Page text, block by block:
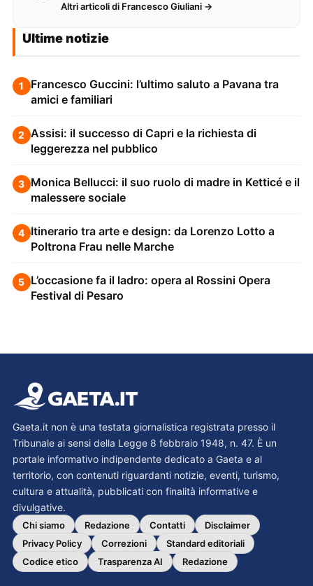
Altri articoli di Francesco Giuliani →
Ultime notizie
1
Francesco Guccini: l’ultimo saluto a Pavana tra
amici e familiari
2 Assisi: il successo di Capri e la richiesta di
leggerezza nel pubblico
3 Monica Bellucci: il suo ruolo di madre in Ketticé e il
malessere sociale
4 Itinerario tra arte e design: da Lorenzo Lotto a
Poltrona Frau nelle Marche
5 L’occasione fa il ladro: opera al Rossini Opera
Festival di Pesaro
Gaeta.it non è una testata giornalistica registrata presso il
Tribunale ai sensi della Legge 8 febbraio 1948, n. 47. È un
portale informativo indipendente dedicato a Gaeta e al
territorio, con contenuti riguardanti notizie, eventi, turismo,
cultura e attualità, pubblicati con finalità informative e
divulgative.
Chi siamo Redazione Contatti
Disclaimer
Privacy Policy
Correzioni
Standard editoriali
Codice etico
Trasparenza AI Redazione